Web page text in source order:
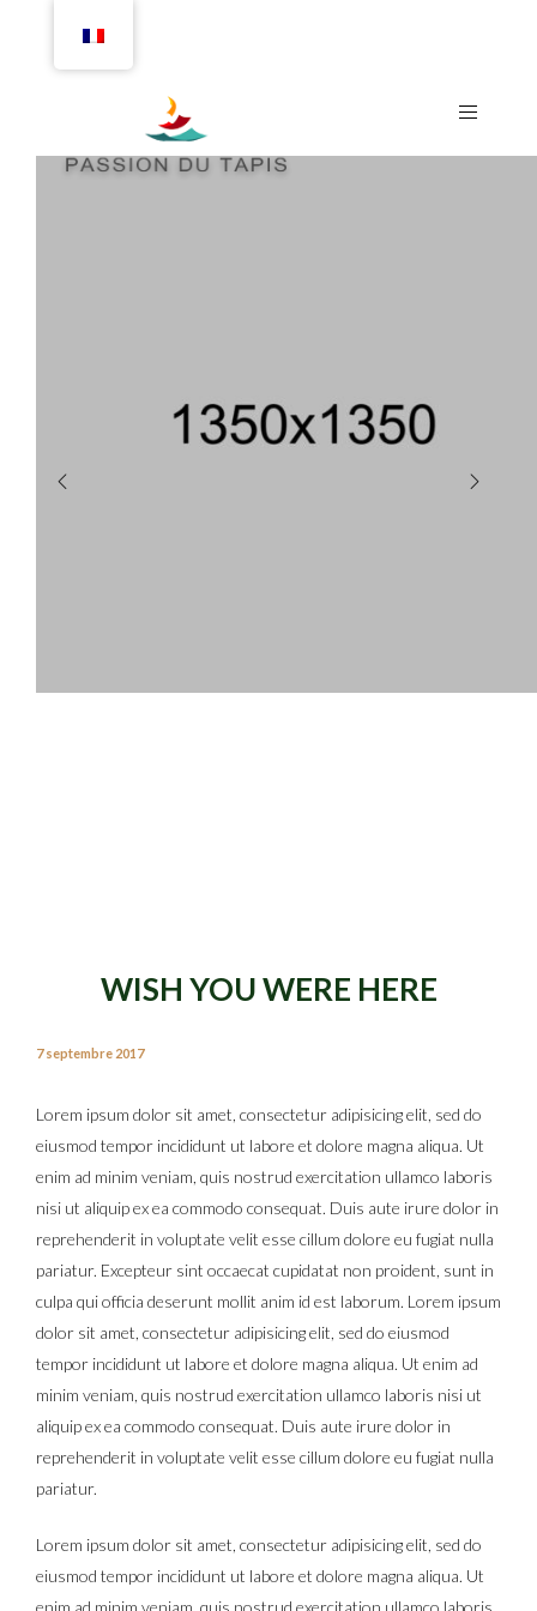
WISH YOU WERE HERE
7 septembre 2017
Lorem ipsum dolor sit amet, consectetur adipisicing elit, sed do
eiusmod tempor incididunt ut labore et dolore magna aliqua. Ut
enim ad minim veniam, quis nostrud exercitation ullamco laboris
nisi ut aliquip ex ea commodo consequat. Duis aute irure dolor in
reprehenderit in voluptate velit esse cillum dolore eu fugiat nulla
pariatur. Excepteur sint occaecat cupidatat non proident, sunt in
culpa qui officia deserunt mollit anim id est laborum. Lorem ipsum
dolor sit amet, consectetur adipisicing elit, sed do eiusmod
tempor incididunt ut labore et dolore magna aliqua. Ut enim ad
minim veniam, quis nostrud exercitation ullamco laboris nisi ut
aliquip ex ea commodo consequat. Duis aute irure dolor in
reprehenderit in voluptate velit esse cillum dolore eu fugiat nulla
pariatur.
Lorem ipsum dolor sit amet, consectetur adipisicing elit, sed do
eiusmod tempor incididunt ut labore et dolore magna aliqua. Ut
enim ad minim veniam, quis nostrud exercitation ullamco laboris